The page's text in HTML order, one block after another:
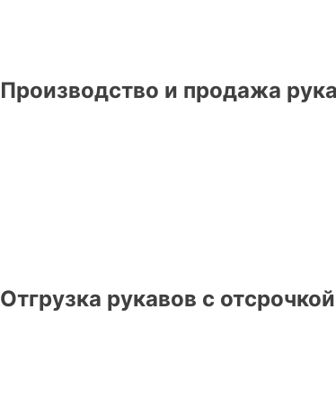
Производство и продажа
Отгрузка рукавов с